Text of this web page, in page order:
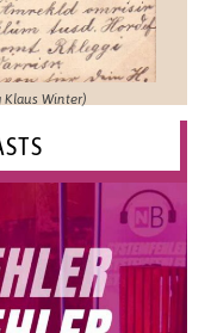
Winter)